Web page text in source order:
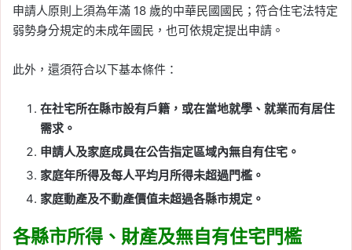
申請人原則上須為年滿 18 歲的中華民國國民；符合住宅法特定
弱勢身分規定的未成年國民，也可依規定提出申請。
此外，還須符合以下基本條件：
在社宅所在縣市設有戶籍，或在當地就學、就業而有居住
需求。
申請人及家庭成員在公告指定區域內無自有住宅。
家庭年所得及每人平均月所得未超過門檻。
家庭動產及不動產價值未超過各縣市規定。
各縣市所得、財產及無自有住宅門檻